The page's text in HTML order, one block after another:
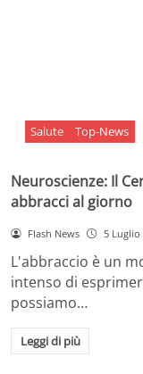
Salute Top-News
Neuroscienze: Il
abbracci al giorno
Flash News 5 Luglio
L'abbraccio è un
intenso di
possiamo…
Leggi di più